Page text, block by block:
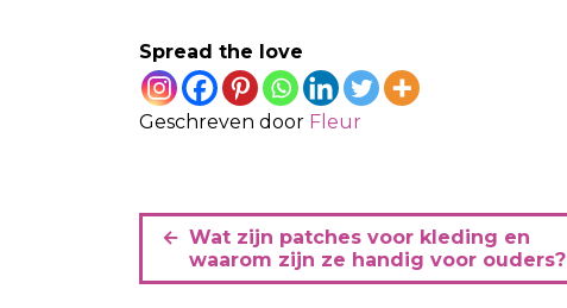
Spread the love
Geschreven door Fleur
Wat zijn patches voor kleding en
waarom zijn ze handig voor ouders?